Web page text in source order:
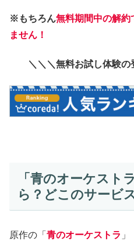
※もちろん無料期間中の解約
ません！
＼＼＼無料お試し体験
「青のオーケスト
ら？どこのサービ
原作の「 青のオーケストラ